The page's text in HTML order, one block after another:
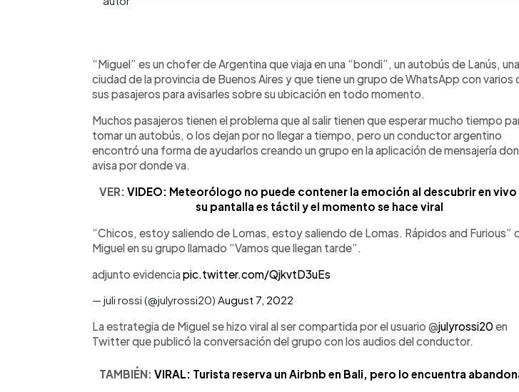
Escuchar artículo
“Miguel” es un chofer de Argentina que viaja en una “bondi”, un autobús de Lanús, una
ciudad de la provincia de Buenos Aires y que tiene un grupo de WhatsApp con varios
sus pasajeros para avisarles sobre su ubicación en todo momento.
Muchos pasajeros tienen el problema que al salir tienen que esperar mucho tiempo
tomar un autobús, o los dejan por no llegar a tiempo, pero un conductor argentino
encontró una forma de ayudarlos creando un grupo en la aplicación de mensajería
avisa por donde va.
VER: VIDEO: Meteorólogo no puede contener la emoción al descubrir en vivo
su pantalla es táctil y el momento se hace viral
“Chicos, estoy saliendo de Lomas, estoy saliendo de Lomas. Rápidos and Furious”
Miguel en su grupo llamado “Vamos que llegan tarde”.
adjunto evidenciapic.twitter.com/QjkvtD3uEs
— juli rossi (@julyrossi20) August 7, 2022
La estrategia de Miguel se hizo viral al ser compartida por el usuario @julyrossi20en
Twitter que publicó la conversación del grupo con los audios del conductor.
TAMBIÉN: VIRAL: Turista reserva un Airbnb en Bali, pero lo encuentra